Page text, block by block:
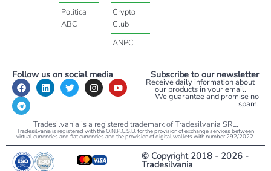
Politica
ABC
Crypto
Club
ANPC
Follow us on social media Subscribe to our newsletter
Receive daily information about
our products in your email.
We guarantee and promise no
spam.
Tradesilvania is a registered trademark of Tradesilvania SRL.
Tradesilvania is registered with the O.N.P.C.S.B. for the provision of exchange services between
virtual currencies and fiat currencies and the provision of digital wallets with number 292/2022.
© Copyright 2018 - 2026 -
Tradesilvania